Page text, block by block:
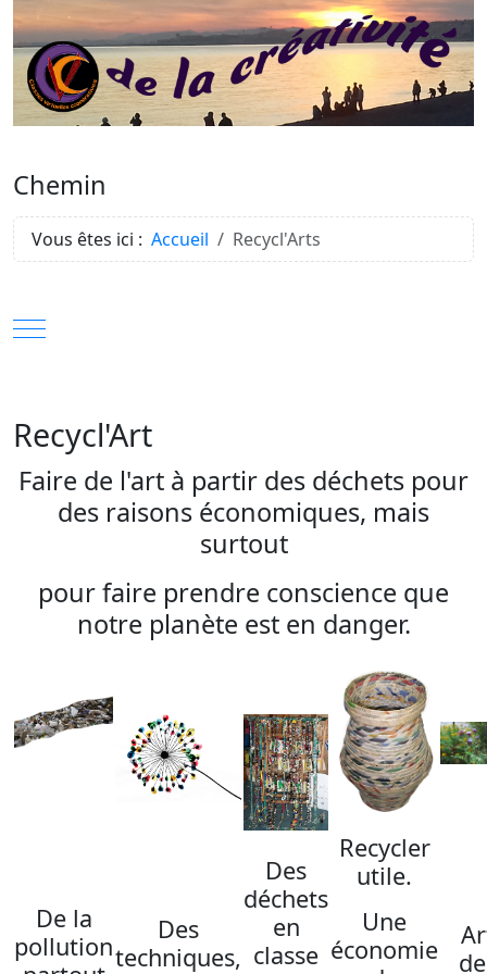
Chemin
Vous êtes ici : Accueil Recycl'Arts
Mobile Menu Toggle
Recycl'Art
Faire de l'art à partir des déchets pour
des raisons économiques, mais
surtout
pour faire prendre conscience que
notre planète est en danger.
De la
pollution
Des
techniques,
Des
déchets
en
classe
Recycler
utile.
Une
économie